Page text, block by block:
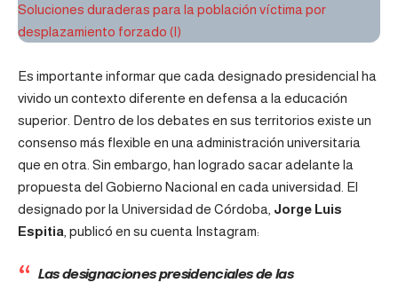
Soluciones duraderas para la población víctima por
desplazamiento forzado (I)
Es importante informar que cada designado presidencial ha
vivido un contexto diferente en defensa a la educación
superior. Dentro de los debates en sus territorios existe un
consenso más flexible en una administración universitaria
que en otra. Sin embargo, han logrado sacar adelante la
propuesta del Gobierno Nacional en cada universidad. El
designado por la Universidad de Córdoba, Jorge Luis
Espitia, publicó en su cuenta Instagram:
Las designaciones presidenciales de las